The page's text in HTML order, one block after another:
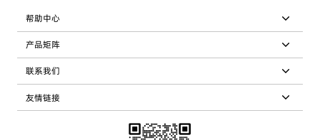
帮助中心
产品矩阵
联系我们
友情链接